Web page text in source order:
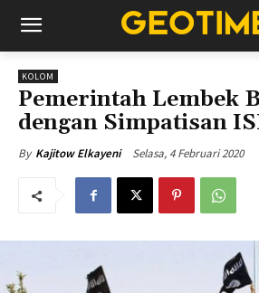
KOLOM
Pemerintah Lembek
dengan Simpatisan
By Kajitow Elkayeni Selasa, 4 Februari 2020